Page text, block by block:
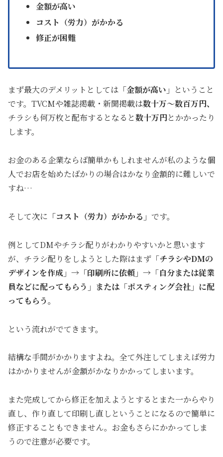
金額が高い
コスト（労力）がかかる
修正が困難
まず最大のデメリットとしては 「金額が高い」 ということ
です。TVCMや雑誌掲載・新聞掲載は数十万～数百万円、
チラシも何万枚と配布するとなると数十万円とかかったり
します。
お金のある企業ならば簡単かもしれませんが私のような個
人でお店を始めたばかりの場合はかなり金額的に難しいで
すね…
そして次に 「コスト（労力）がかかる」 です。
例としてDMやチラシ配りがわかりやすいかと思います
が、チラシ配りをしようとした際はまず 「チラシやDMの
デザインを作成」→「印刷所に依頼」→「自分または従業
員などに配ってもらう」または「ポスティング会社」に配
ってもらう。
という流れがでてきます。
結構な手間がかかりますよね。全て外注してしまえば労力
はかかりませんが金額がかなりかかってしまいます。
また完成してから修正を加えようとするとまた一からやり
直し、作り直して印刷し直しということになるので簡単に
修正することもできません。お金もさらにかかってしま
うので注意が必要です。